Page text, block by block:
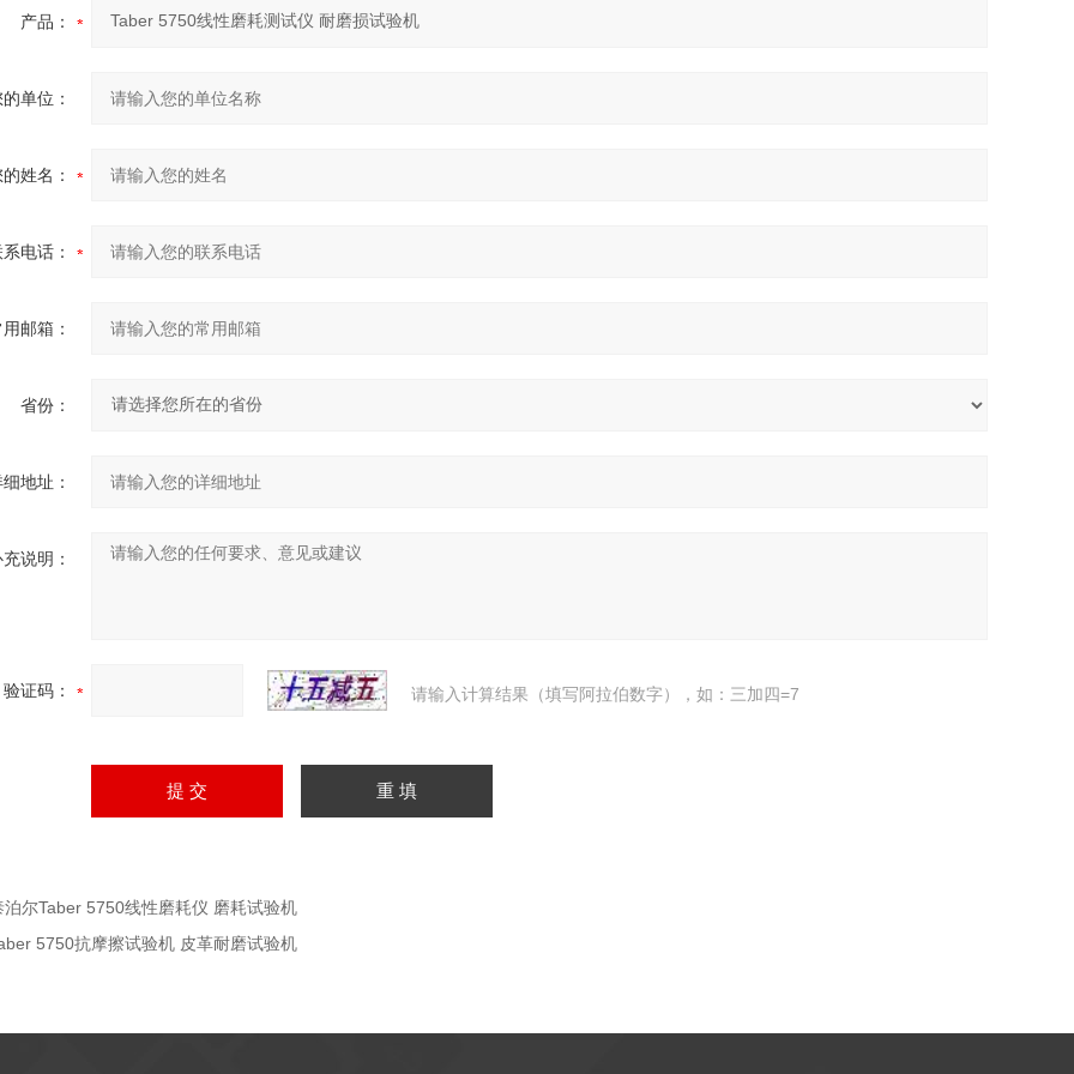
产品：
单位：
姓名：
电话：
邮箱：
省份：
地址：
说明：
验证码： 请输入计算结果（填写阿拉伯数字），如：三加四=7
泊尔Taber 5750线性磨耗仪 磨耗试验机
5750抗摩擦试验机 皮革耐磨试验机